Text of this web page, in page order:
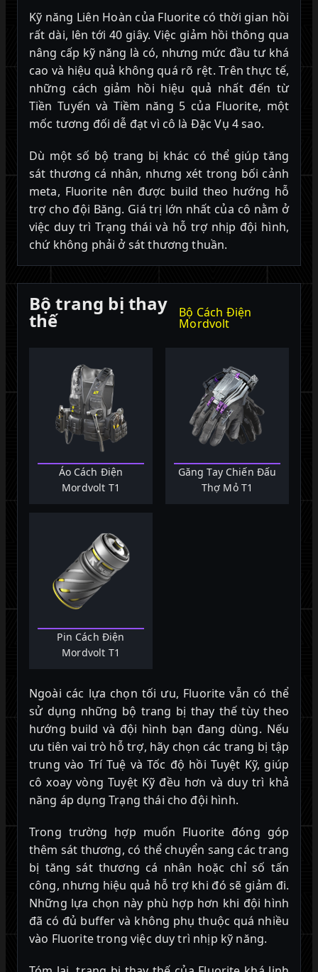
Kỹ năng Liên Hoàn của Fluorite có thời gian hồi
rất dài, lên tới 40 giây. Việc giảm hồi thông qua
nâng cấp kỹ năng là có, nhưng mức đầu tư khá
cao và hiệu quả không quá rõ rệt. Trên thực tế,
những cách giảm hồi hiệu quả nhất đến từ
Tiền Tuyến và Tiềm năng 5 của Fluorite, một
mốc tương đối dễ đạt vì cô là Đặc Vụ 4 sao.
Dù một số bộ trang bị khác có thể giúp tăng
sát thương cá nhân, nhưng xét trong bối cảnh
meta, Fluorite nên được build theo hướng hỗ
trợ cho đội Băng. Giá trị lớn nhất của cô nằm ở
việc duy trì Trạng thái và hỗ trợ nhịp đội hình,
chứ không phải ở sát thương thuần.
Bộ trang bị thay
thế Bộ Cách Điện
Mordvolt
Áo Cách Điện
Mordvolt T1
Găng Tay Chiến Đấu
Thợ Mỏ T1
Pin Cách Điện
Mordvolt T1
Ngoài các lựa chọn tối ưu, Fluorite vẫn có thể
sử dụng những bộ trang bị thay thế tùy theo
hướng build và đội hình bạn đang dùng. Nếu
ưu tiên vai trò hỗ trợ, hãy chọn các trang bị tập
trung vào Trí Tuệ và Tốc độ hồi Tuyệt Kỹ, giúp
cô xoay vòng Tuyệt Kỹ đều hơn và duy trì khả
năng áp dụng Trạng thái cho đội hình.
Trong trường hợp muốn Fluorite đóng góp
thêm sát thương, có thể chuyển sang các trang
bị tăng sát thương cá nhân hoặc chỉ số tấn
công, nhưng hiệu quả hỗ trợ khi đó sẽ giảm đi.
Những lựa chọn này phù hợp hơn khi đội hình
đã có đủ buffer và không phụ thuộc quá nhiều
vào Fluorite trong việc duy trì nhịp kỹ năng.